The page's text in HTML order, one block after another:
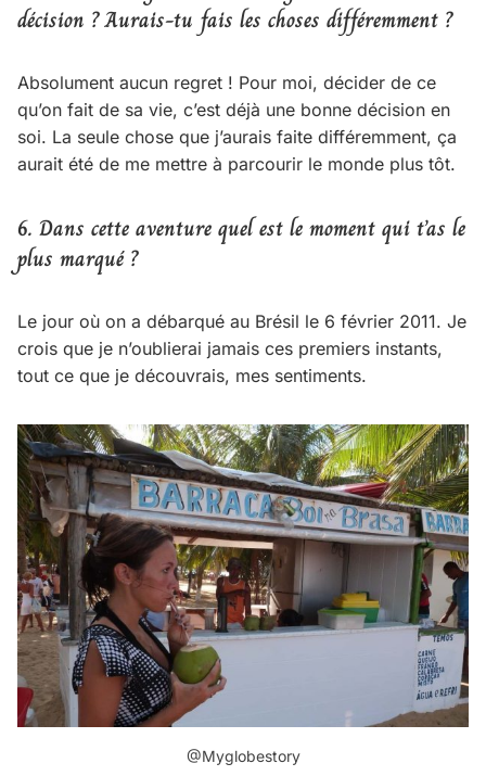
décision ? Aurais-tu fais les choses différemment ?
Absolument aucun regret ! Pour moi, décider de ce
qu’on fait de sa vie, c’est déjà une bonne décision en
soi. La seule chose que j’aurais faite différemment, ça
aurait été de me mettre à parcourir le monde plus tôt.
6. Dans cette aventure quel est le moment qui t’as le
plus marqué ?
Le jour où on a débarqué au Brésil le 6 février 2011. Je
crois que je n’oublierai jamais ces premiers instants,
tout ce que je découvrais, mes sentiments.
@Myglobestory